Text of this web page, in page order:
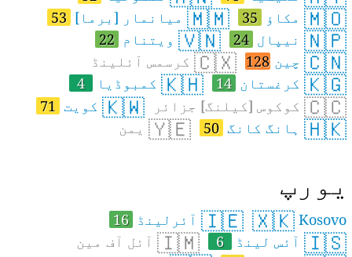
🇲🇴مکاؤ 35
🇲🇲میانمار [برما] 53
🇳🇵نیپال 24
🇻🇳ویتنام 22
🇨🇳چین 128
🇨🇽کرسمس آئلینڈ
🇰🇬کرغستان 14
🇰🇭کمبوڈیا 4
🇨🇨کوکوس [کیلنگ] جزائر 🇰🇼کویت 71
🇭🇰ہانگ کانگ 50
🇾🇪یمن
یورپ
🇽🇰 Kosovo
🇮🇪آئرلینڈ 16
🇮🇸آئس لینڈ 6
🇮🇲آئل آف مین